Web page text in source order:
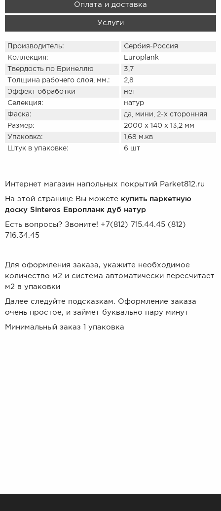
Оплата и доставка
Услуги
Производитель:
Сербия-Россия
Коллекция:
Europlank
Твердость по Бринеллю
3,7
Толщина рабочего слоя, мм.:
2,8
Эффект обработки
нет
Селекция:
натур
Фаска:
да, мини, 2-х сторонняя
Размер:
2000 х 140 х 13,2 мм
Упаковка:
1,68 м.кв
Штук в упаковке:
6 шт
Интернет магазин напольных покрытий Parket812.ru
На этой странице Вы можете купить паркетную
доску Sinteros Европланк дуб натур
Есть вопросы? Звоните! +7(812) 715.44.45 (812)
716.34.45
Для оформления заказа, укажите необходимое
количество м2 и система автоматически пересчитает
м2 в упаковки
Далее следуйте подсказкам. Оформление заказа
очень простое, и займет буквально пару минут
Минимальный заказ 1 упаковка